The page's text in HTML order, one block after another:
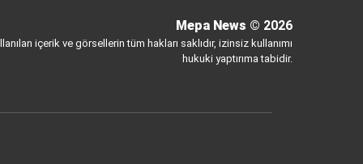
Mepa News © 2026
içerik ve görsellerin tüm hakları saklıdır, izinsiz kullanımı
hukuki yaptırıma tabidir.